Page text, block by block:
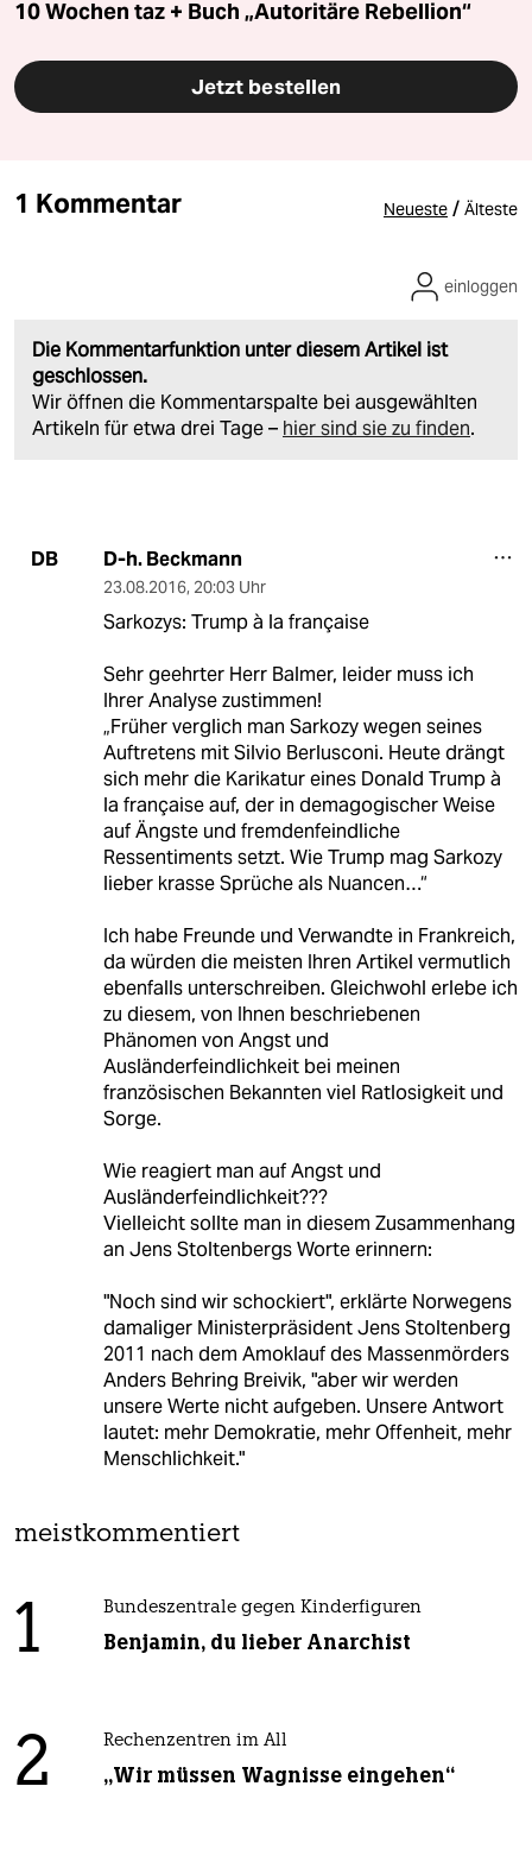
10 Wochen taz + Buch „Autoritäre Rebellion“
Jetzt bestellen
1 Kommentar Neueste / Älteste
Die Kommentarfunktion unter diesem Artikel ist
geschlossen.
Wir öffnen die Kommentarspalte bei ausgewählten
Artikeln für etwa drei Tage – hier sind sie zu finden.
einloggen
DB D-h. Beckmann
23.08.2016, 20:03 Uhr
Sarkozys: Trump à la française
Sehr geehrter Herr Balmer, leider muss ich
Ihrer Analyse zustimmen!
„Früher verglich man Sarkozy wegen seines
Auftretens mit Silvio Berlusconi. Heute drängt
sich mehr die Karikatur eines Donald Trump à
la française auf, der in demagogischer Weise
auf Ängste und fremdenfeindliche
Ressentiments setzt. Wie Trump mag Sarkozy
lieber krasse Sprüche als Nuancen…“
Ich habe Freunde und Verwandte in Frankreich,
da würden die meisten Ihren Artikel vermutlich
ebenfalls unterschreiben. Gleichwohl erlebe ich
zu diesem, von Ihnen beschriebenen
Phänomen von Angst und
Ausländerfeindlichkeit bei meinen
französischen Bekannten viel Ratlosigkeit und
Sorge.
Wie reagiert man auf Angst und
Ausländerfeindlichkeit???
Vielleicht sollte man in diesem Zusammenhang
an Jens Stoltenbergs Worte erinnern:
"Noch sind wir schockiert", erklärte Norwegens
damaliger Ministerpräsident Jens Stoltenberg
2011 nach dem Amoklauf des Massenmörders
Anders Behring Breivik, "aber wir werden
unsere Werte nicht aufgeben. Unsere Antwort
lautet: mehr Demokratie, mehr Offenheit, mehr
Menschlichkeit."
meistkommentiert
1 Bundeszentrale gegen Kinderfiguren
Benjamin, du lieber Anarchist
2 Rechenzentren im All
„Wir müssen Wagnisse eingehen“